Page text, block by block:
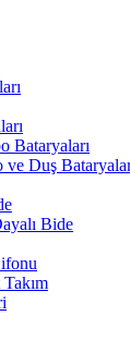
Bataryaları
Duş
Bide